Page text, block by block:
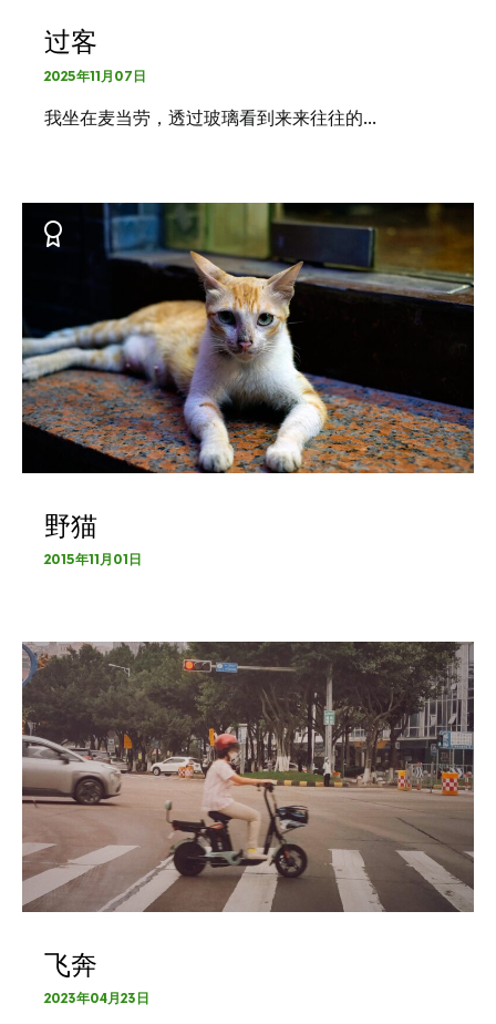
过客
2025年11月07日
我坐在麦当劳，透过玻璃看到来来往往的…
野猫
2015年11月01日
飞奔
2023年04月23日